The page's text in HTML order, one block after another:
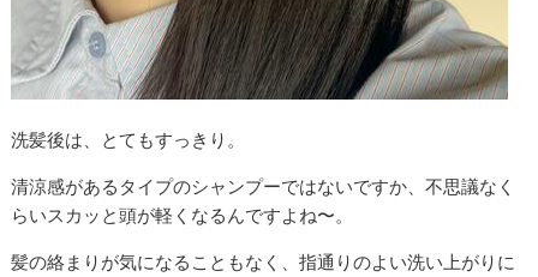
洗髪後は、とてもすっきり。
清涼感があるタイプのシャンプーではないですか、不思議なく
らいスカッと頭が軽くなるんですよね〜。
髪の絡まりが気になることもなく、指通りのよい洗い上がりに